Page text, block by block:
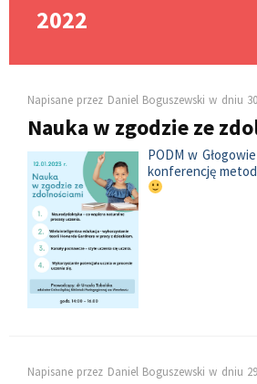
2022
Napisane przez Daniel Boguszewskiw dniu
Nauka w zgodzie ze
PODM w
konferencję
Napisane przez Daniel Boguszewskiw dniu